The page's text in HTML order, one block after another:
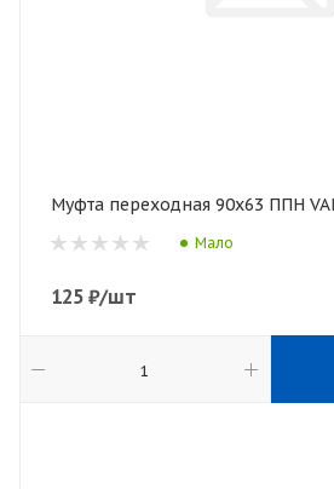
Муфта переходная 90х63 ППН
Мало
125 ₽/шт